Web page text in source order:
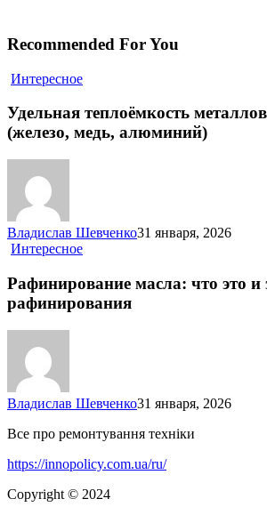
Recommended For You
ИнтересноеУдельная
металлов:
(железо,
Удельная теплоёмкость
(железо, медь, алюминий)
Владислав Шевченко31 января, 2026
ИнтересноеРафинирование
что
и
Рафинирование масла: что это и
рафинирования
Владислав Шевченко31 января, 2026
Все про ремонтування техніки
https://innopolicy.com.ua/ru/
Copyright © 2024